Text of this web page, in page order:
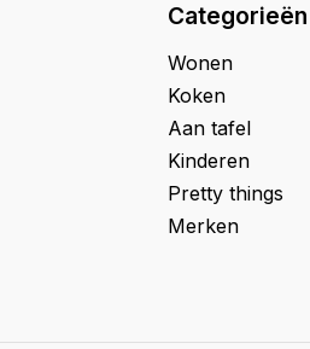
Categorieën
Wonen
Koken
Aan tafel
Kinderen
Pretty things
Merken